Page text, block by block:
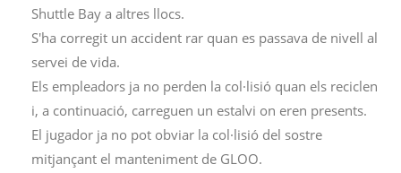
Shuttle Bay a altres llocs.
S'ha corregit un accident rar quan es passava de nivell al
servei de vida.
Els empleadors ja no perden la col·lisió quan els reciclen
i, a continuació, carreguen un estalvi on eren presents.
El jugador ja no pot obviar la col·lisió del sostre
mitjançant el manteniment de GLOO.